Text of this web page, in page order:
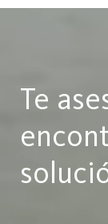
Te